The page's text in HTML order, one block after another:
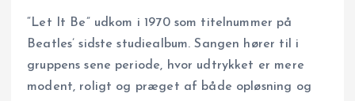
“Let It Be” udkom i 1970 som titelnummer på
Beatles’ sidste studiealbum. Sangen hører til i
gruppens sene periode, hvor udtrykket er mere
modent, roligt og præget af både opløsning og